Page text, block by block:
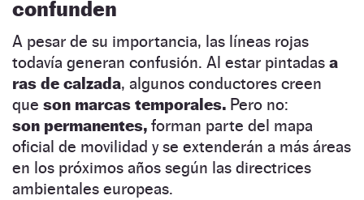
confunden
A pesar de su importancia, las líneas rojas
todavía generan confusión. Al estar pintadas a
ras de calzada, algunos conductores creen
que son marcas temporales. Pero no:
son permanentes, forman parte del mapa
oficial de movilidad y se extenderán a más áreas
en los próximos años según las directrices
ambientales europeas.